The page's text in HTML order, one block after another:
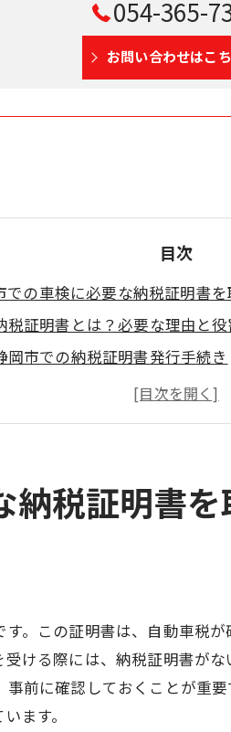
054-365-
お問い合わせはこ
目次
での車検に必要な納税証明書
税証明書とは？必要な理由と役
岡市での納税証明書発行手続き
オンラインでの取得は可能か？
類準備のポイントと注意点
税証明書取得後の保管方法
に知っておきたい納税証明書の
車検証と納税証明書の違いを理解
納税証明書を紛失した場合の対処
検と納税証明書の法律的な位置
納税証明書
。この証明書は、自動車税
ける際には、納税証明書が
前に確認しておくことが重
ます。